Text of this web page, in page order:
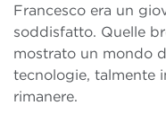
Francesco era un
soddisfatto. Quelle
mostrato un mondo
tecnologie, talmente
rimanere.